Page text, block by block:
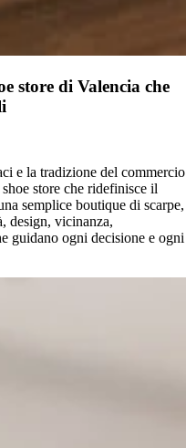
store di Valencia che
e la tradizione del commercio
store che ridefinisce il
semplice boutique di scarpe,
design, vicinanza,
guidano ogni decisione e ogni